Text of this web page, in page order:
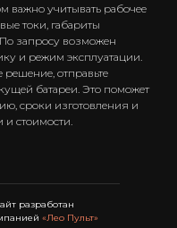
важно учитывать рабочее
токи, габариты
запросу возможен
и режим эксплуатации.
отправьте
батареи. Это поможет
сроки изготовления и
стоимости.
разработан
«Лео Пульт»